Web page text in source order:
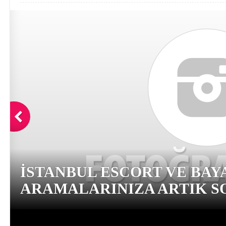
İSTANBUL ESCORT VE
ARAMALARINIZA ARTIK